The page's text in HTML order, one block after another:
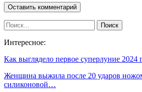
Интересное:
Как выглядело первое суперлуние
Женщина выжила после 20 ударов
силиконовой…